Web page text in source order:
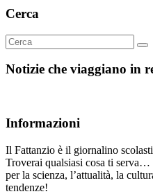
Cerca
Notizie che viaggiano in
Informazioni
Il Fattanzio è il giornalino
Troverai qualsiasi cosa ti serva…
per la scienza, l’attualità, la
tendenze!